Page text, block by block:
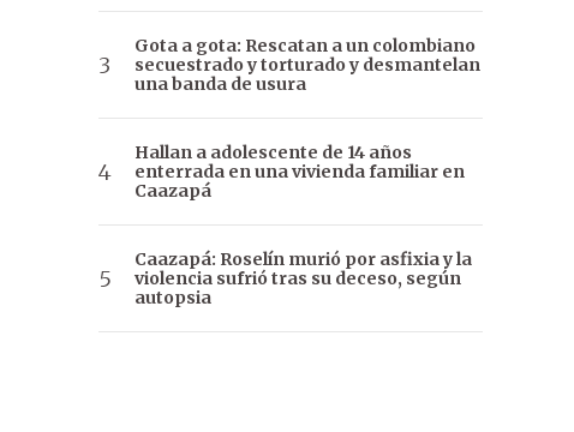
Gota a gota: Rescatan a un colombiano
secuestrado y torturado y desmantelan
una banda de usura
Hallan a adolescente de 14 años
enterrada en una vivienda familiar en
Caazapá
Caazapá: Roselín murió por asfixia y la
violencia sufrió tras su deceso, según
autopsia